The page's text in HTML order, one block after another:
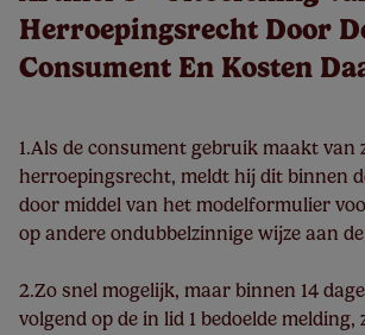
Herroepingsrecht Door
Consument En Kosten
1.Als de consument gebruik maakt van
herroepingsrecht, meldt hij dit binnen
door middel van het modelformulier
op andere ondubbelzinnige wijze aan
2.Zo snel mogelijk, maar binnen 14
volgend op de in lid 1 bedoelde melding,